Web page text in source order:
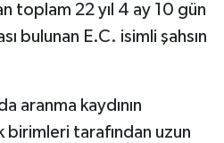
toplam 22 yıl 4 ay 10 gün
bulunan E.C. isimli şahsın
aranma kaydının
birimleri tarafından uzun